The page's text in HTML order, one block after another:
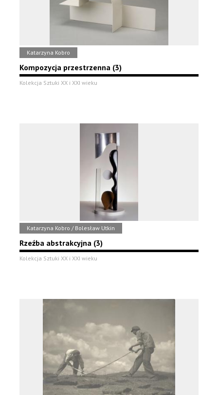
Katarzyna Kobro
Kompozycja przestrzenna (3)
Kolekcja Sztuki XX i XXI wieku
Katarzyna Kobro / Bolesław Utkin
Rzeźba abstrakcyjna (3)
Kolekcja Sztuki XX i XXI wieku